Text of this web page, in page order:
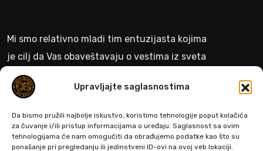
Upravljajte saglasnostima
Da bismo pružili najbolje iskustvo, koristimo tehnologije poput kolačića
za čuvanje i/ili pristup informacijama o uređaju. Saglasnost sa ovim
tehnologijama će nam omogućiti da obrađujemo podatke kao što su
ponašanje pri pregledanju ili jedinstveni ID-ovi na ovoj veb lokaciji.
Mi smo relativno mladi tim entuzijasta kojima
je cilj da Vas obaveštavaju o vestima iz sveta
gejminga
>